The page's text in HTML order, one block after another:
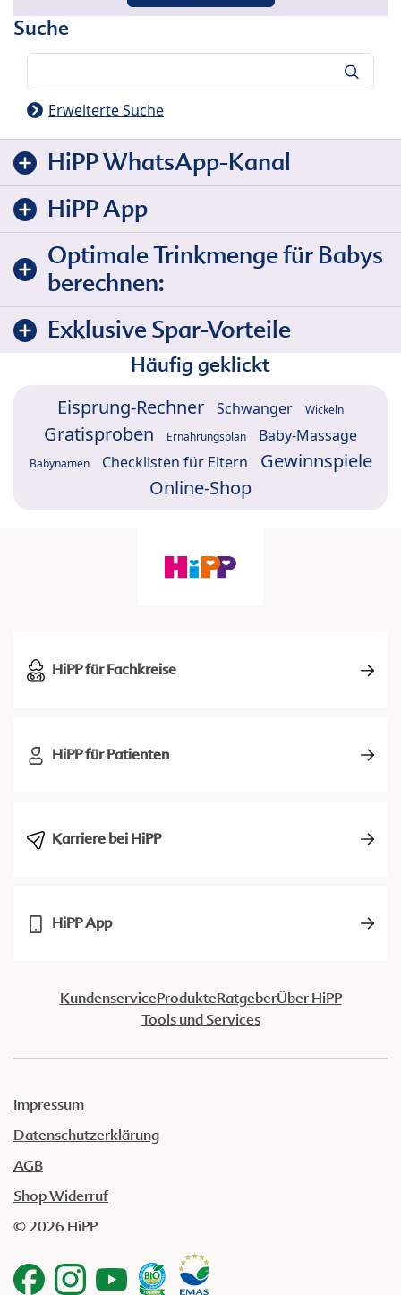
Suche
Erweiterte Suche
HiPP WhatsApp-Kanal
HiPP App
Optimale Trinkmenge für Babys
berechnen:
Exklusive Spar-Vorteile
Häufig geklickt
Eisprung-Rechner Schwanger Wickeln
Gratisproben Ernährungsplan Baby-Massage
Babynamen Checklisten für Eltern
Gewinnspiele
Online-Shop
HiPP für Fachkreise
HiPP für Patienten
Karriere bei HiPP
HiPP App
KundenserviceProdukteRatgeberÜber HiPP
Tools und Services
Impressum
Datenschutzerklärung
AGB
Shop Widerruf
© 2026 HiPP